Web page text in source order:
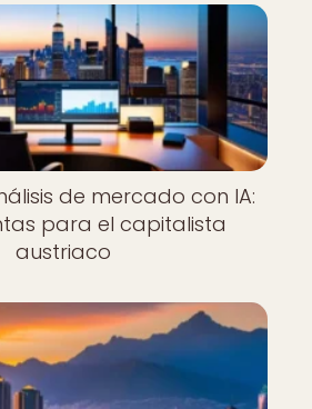
de mercado con IA:
para el capitalista
austriaco